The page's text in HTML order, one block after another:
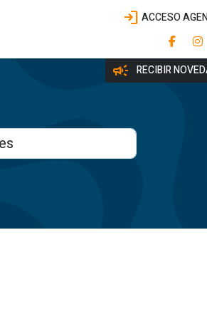
login ACCESO
campaign RECIBIR